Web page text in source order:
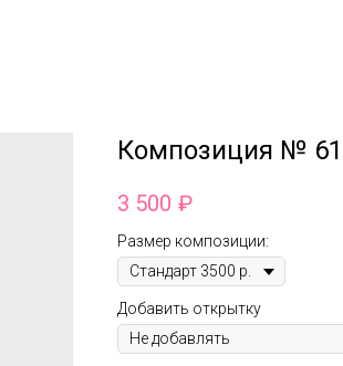
Композиция №
3 500 ₽
Размер композиции:
Добавить открытку